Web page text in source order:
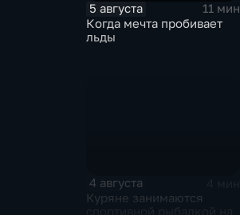
5 августа
11 мин
Когда мечта пробивает
льды
4 августа
Куряне занимаются